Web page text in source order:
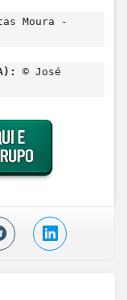
Moura -
© José